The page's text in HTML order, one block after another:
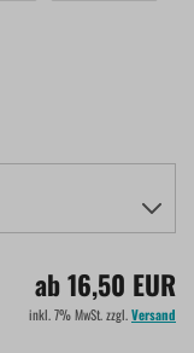
ab 16,50 EUR
inkl. 7% MwSt. zzgl.Versand